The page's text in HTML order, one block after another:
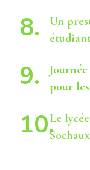
Un
pour les
Le
Sochaux